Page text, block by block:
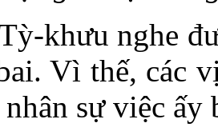
khưu nghe
Vì thế, các
nhân sự việc